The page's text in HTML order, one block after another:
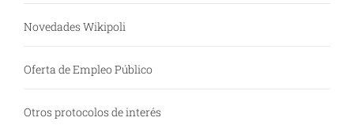
Novedades Wikipoli
Oferta de Empleo Público
Otros protocolos de interés